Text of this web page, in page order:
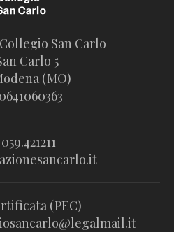
San Carlo
Carlo 5
(MO)
(PEC)